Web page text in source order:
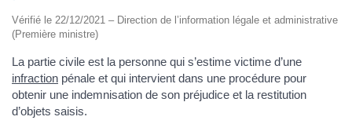
Vérifié le 22/12/2021 – Direction de l’information légale et administrative
(Première ministre)
La partie civile est la personne qui s’estime victime d’une
infraction pénale et qui intervient dans une procédure pour
obtenir une indemnisation de son préjudice et la restitution
d’objets saisis.